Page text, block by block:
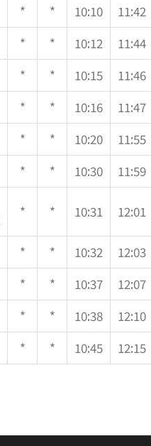
* * 10:10
11:42
* * 10:12
11:44
* * 10:15
11:46
* * 10:16
11:47
* * 10:20
11:55
* * 10:30 11:59
* * 10:31 12:01
* * 10:32
12:03
* * 10:37
12:07
* * 10:38
12:10
* * 10:45 12:15